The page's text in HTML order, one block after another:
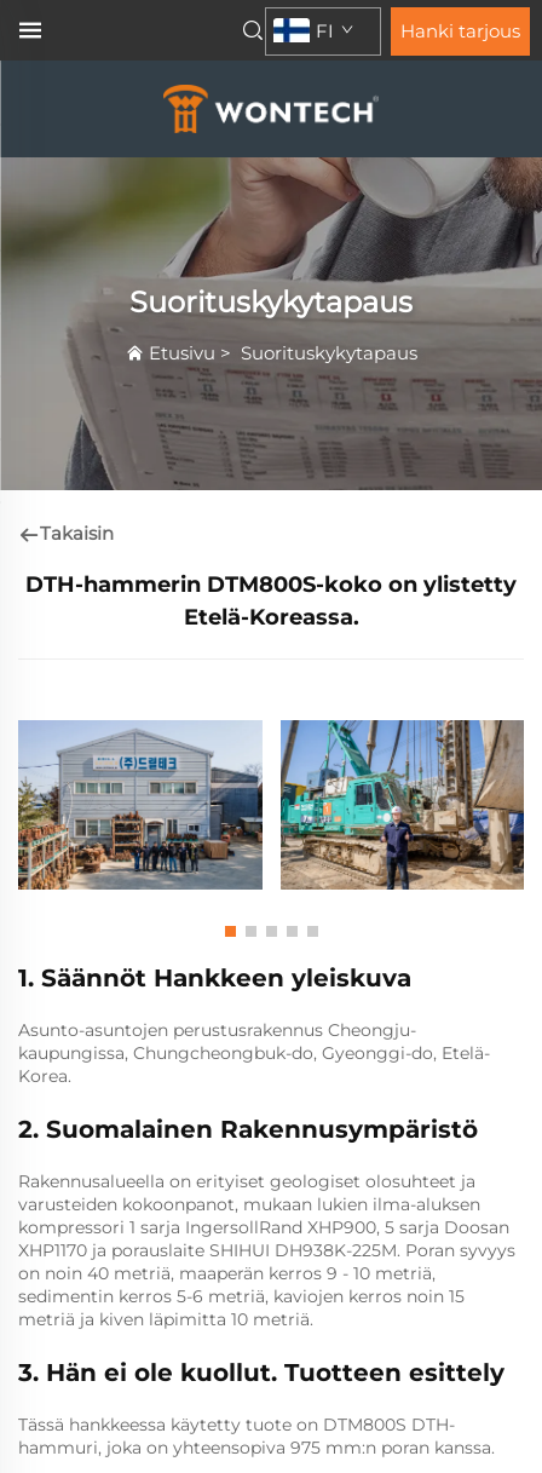
FI Hanki tarjous
Suorituskykytapaus
Etusivu > Suorituskykytapaus
Takaisin
DTH-hammerin DTM800S-koko on ylistetty
Etelä-Koreassa.
1. Säännöt Hankkeen yleiskuva
Asunto-asuntojen perustusrakennus Cheongju-
kaupungissa, Chungcheongbuk-do, Gyeonggi-do, Etelä-
Korea.
2. Suomalainen Rakennusympäristö
Rakennusalueella on erityiset geologiset olosuhteet ja
varusteiden kokoonpanot, mukaan lukien ilma-aluksen
kompressori 1 sarja IngersollRand XHP900, 5 sarja Doosan
XHP1170 ja porauslaite SHIHUI DH938K-225M. Poran syvyys
on noin 40 metriä, maaperän kerros 9 - 10 metriä,
sedimentin kerros 5-6 metriä, kaviojen kerros noin 15
metriä ja kiven läpimitta 10 metriä.
3. Hän ei ole kuollut. Tuotteen esittely
Tässä hankkeessa käytetty tuote on DTM800S DTH-
hammuri, joka on yhteensopiva 975 mm:n poran kanssa.